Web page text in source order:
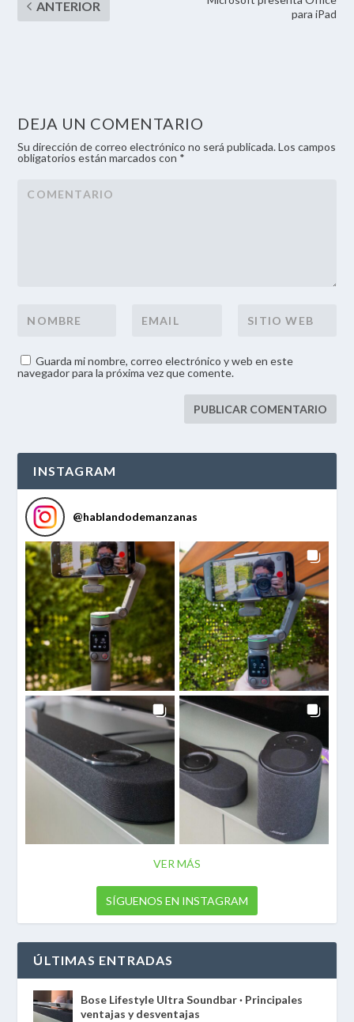
para iPad
DEJA UN COMENTARIO
Su dirección de correo electrónico no será publicada. Los campos
obligatorios están marcados con *
Guarda mi nombre, correo electrónico y web en este
navegador para la próxima vez que comente.
INSTAGRAM
@hablandodemanzanas
VER MÁS
SÍGUENOS EN INSTAGRAM
ÚLTIMAS ENTRADAS
Bose Lifestyle Ultra Soundbar · Principales
ventajas y desventajas